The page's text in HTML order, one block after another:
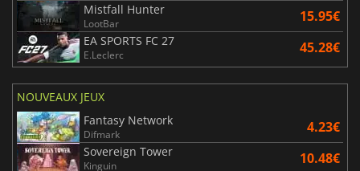
Mistfall Hunter
LootBar 15.95€
EA SPORTS FC 27
E.Leclerc 45.28€
NOUVEAUX JEUX
Fantasy Network
Difmark 4.23€
Sovereign Tower
Kinguin 10.48€